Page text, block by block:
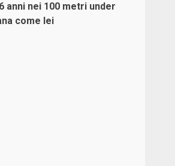
anni nei 100 metri under
come lei